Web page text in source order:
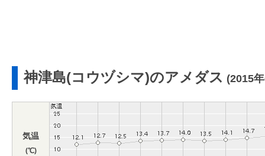
神津島(コウヅシマ)のアメダス (2015
気温
(℃)